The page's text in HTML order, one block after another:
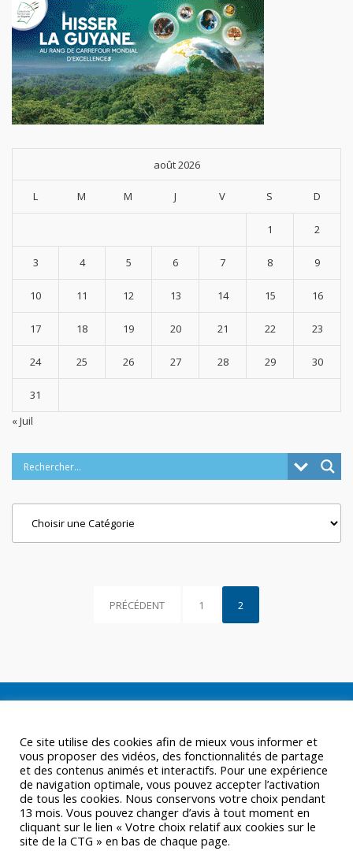
août 2026
L M M J V S D
1 2
3 4 5 6 7 8 9
10 11 12 13 14 15 16
17 18 19 20 21 22 23
24 25 26 27 28 29 30
31
« Juil
PRÉCÉDENT 1 2
Ce site utilise des cookies afin de mieux vous informer et
vous proposer des vidéos, des fonctionnalités de partage
et des contenus animés et interactifs. Pour une expérience
de navigation optimale, vous pouvez accepter l’activation
de tous les cookies. Nous conservons votre choix pendant
13 mois. Vous pouvez changer d’avis à tout moment en
cliquant sur le lien « Votre choix relatif aux cookies sur le
site de la CTG » en bas de chaque page.